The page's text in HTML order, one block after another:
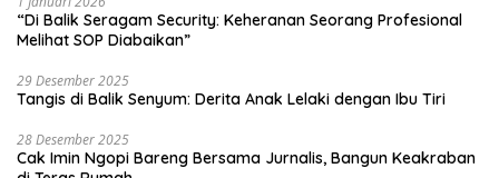
“Di Balik Seragam Security: Keheranan Seorang Profesional
Melihat SOP Diabaikan”
29 Desember 2025
Tangis di Balik Senyum: Derita Anak Lelaki dengan Ibu Tiri
28 Desember 2025
Cak Imin Ngopi Bareng Bersama Jurnalis, Bangun Keakraban